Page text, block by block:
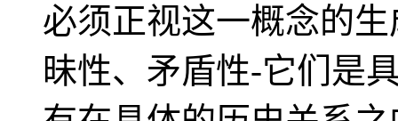
必须正视这一概念的
昧性、矛盾性-它们是